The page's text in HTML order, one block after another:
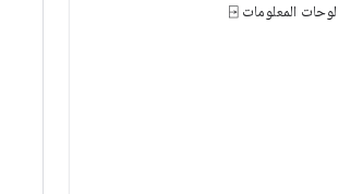
لوحات المعلومات ⍈